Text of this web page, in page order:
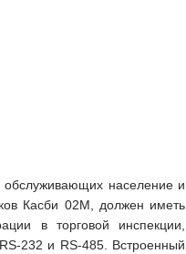
население и
Касби 02М, должен иметь
в торговой инспекции,
232 и RS-485. Встроенный